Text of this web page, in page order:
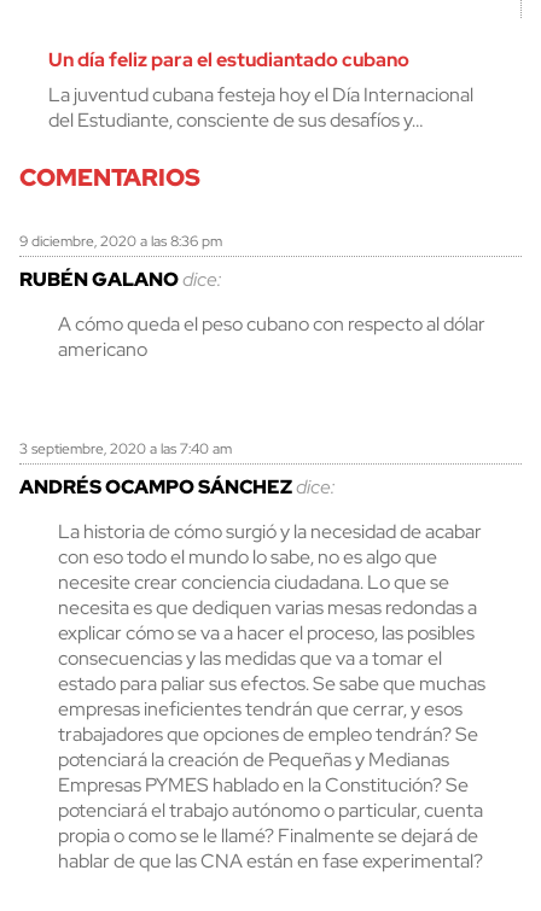
Un día feliz para el estudiantado cubano
La juventud cubana festeja hoy el Día Internacional
del Estudiante, consciente de sus desafíos y…
COMENTARIOS
RUBÉN GALANOdice:
9 diciembre, 2020 a las 8:36 pm
A cómo queda el peso cubano con respecto al dólar
americano
ANDRÉS OCAMPO SÁNCHEZdice:
3 septiembre, 2020 a las 7:40 am
La historia de cómo surgió y la necesidad de acabar
con eso todo el mundo lo sabe, no es algo que
necesite crear conciencia ciudadana. Lo que se
necesita es que dediquen varias mesas redondas a
explicar cómo se va a hacer el proceso, las posibles
consecuencias y las medidas que va a tomar el
estado para paliar sus efectos. Se sabe que muchas
empresas ineficientes tendrán que cerrar, y esos
trabajadores que opciones de empleo tendrán? Se
potenciará la creación de Pequeñas y Medianas
Empresas PYMES hablado en la Constitución? Se
potenciará el trabajo autónomo o particular, cuenta
propia o como se le llamé? Finalmente se dejará de
hablar de que las CNA están en fase experimental?